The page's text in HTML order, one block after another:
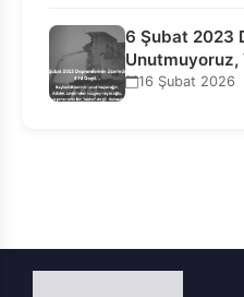
6 Şubat 2023
Unutmuyoruz,
Sorulmasını
16 Şubat 2026